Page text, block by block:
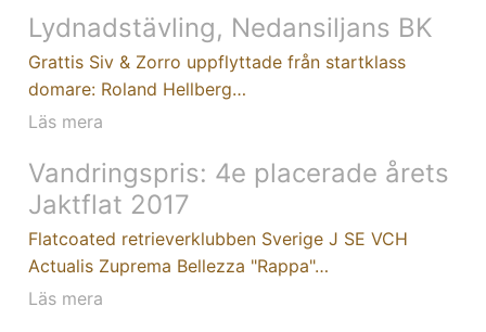
Lydnadstävling, Nedansiljans BK
Grattis Siv & Zorro uppflyttade från startklass
domare: Roland Hellberg…
Läs mera
Vandringspris: 4e placerade årets
Jaktflat 2017
Flatcoated retrieverklubben Sverige J SE VCH
Actualis Zuprema Bellezza "Rappa"…
Läs mera